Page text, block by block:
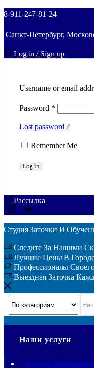
8-911-247-81-24
Санкт-Петербург,
Log in / Sign up
Username or email
Password *
Lost password ?
Remember Me
Log in
Рассылка
Студия Заточки И
Следите За Нашими
Лучшие Цены В
Профессионалы
Выездная Заточка
Наши услуги
Заточка